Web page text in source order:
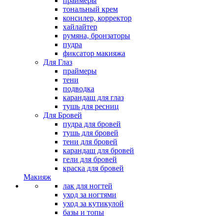
тональный крем
консилер, корректор
хайлайтер
румяна, бронзаторы
пудра
фиксатор макияжа
Для Глаз
праймеры
тени
подводка
карандаш для глаз
тушь для ресниц
Для Бровей
пудра для бровей
тушь для бровей
тени для бровей
карандаш для бровей
гели для бровей
краска для бровей
Макияж
лак для ногтей
уход за ногтями
уход за кутикулой
базы и топы